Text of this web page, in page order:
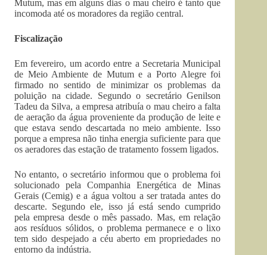
Mutum, mas em alguns dias o mau cheiro é tanto que
incomoda até os moradores da região central.
Fiscalização
Em fevereiro, um acordo entre a Secretaria Municipal
de Meio Ambiente de Mutum e a Porto Alegre foi
firmado no sentido de minimizar os problemas da
poluição na cidade. Segundo o secretário Genilson
Tadeu da Silva, a empresa atribuía o mau cheiro a falta
de aeração da água proveniente da produção de leite e
que estava sendo descartada no meio ambiente. Isso
porque a empresa não tinha energia suficiente para que
os aeradores das estação de tratamento fossem ligados.
No entanto, o secretário informou que o problema foi
solucionado pela Companhia Energética de Minas
Gerais (Cemig) e a água voltou a ser tratada antes do
descarte. Segundo ele, isso já está sendo cumprido
pela empresa desde o mês passado. Mas, em relação
aos resíduos sólidos, o problema permanece e o lixo
tem sido despejado a céu aberto em propriedades no
entorno da indústria.